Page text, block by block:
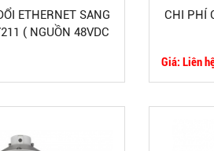
ETHERNET SANG
( NGUỒN 48VDC
CHI PHÍ
Giá: Liên